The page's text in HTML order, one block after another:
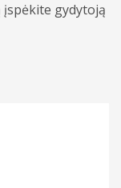
gydytoją